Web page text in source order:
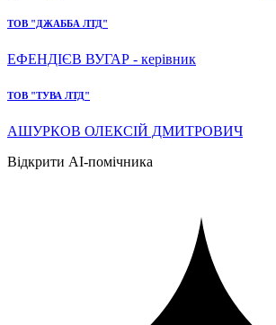
ТОВ "ДЖАББА ЛТД"
ЕФЕНДІЄВ ВУГАР - керівник
ТОВ "ТУВА ЛТД"
АШУРКОВ ОЛЕКСІЙ ДМИТРОВИЧ
Відкрити AI-помічника